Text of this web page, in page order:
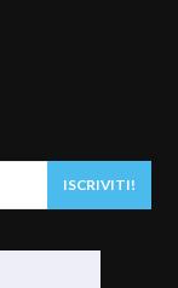
ISCRIVITI!